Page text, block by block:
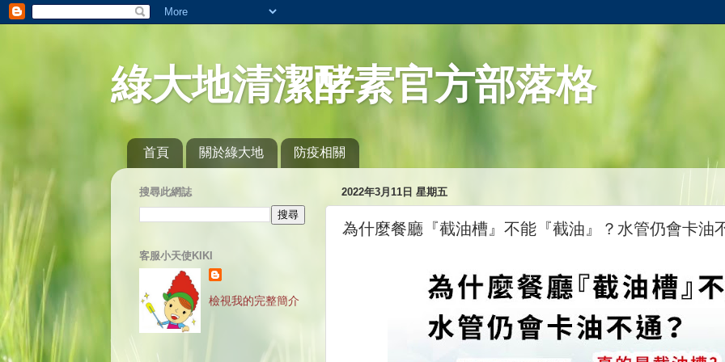
綠大地清潔酵素官方部落格
首頁 關於綠大地 防疫相關
2022年3月11日 星期五
為什麼餐廳『截油槽』不能『截油』？水管仍會卡油
搜尋此網誌
客服小天使KIKI
檢視我的完整簡介